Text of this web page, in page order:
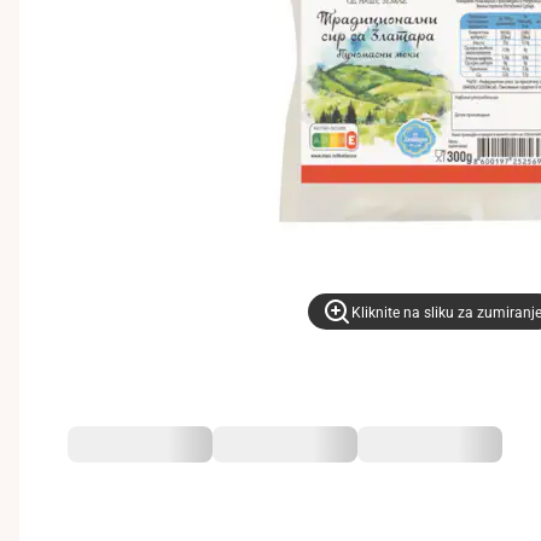
Kliknite na sliku za zumiranje